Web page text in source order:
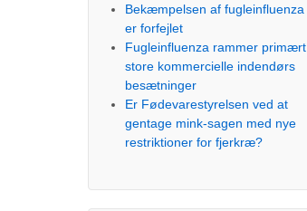
Bekæmpelsen af fugleinfluenza
er forfejlet
Fugleinfluenza rammer primært
store kommercielle indendørs
besætninger
Er Fødevarestyrelsen ved at
gentage mink-sagen med nye
restriktioner for fjerkræ?